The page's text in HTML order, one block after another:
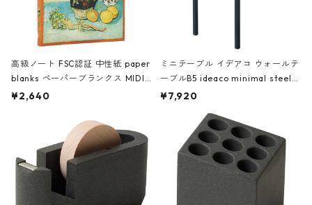
高級ノート FSC認証 中性紙 paper
blanks ペーパーブランクス MIDI
ハードカバー 罫線 ヴァン・ゴッホ
¥2,640
ミニテーブル イデアコ ウォールテ
ーブルB5 ideaco minimal steel f
urniture WALL Table B5 ネイビー
¥7,920